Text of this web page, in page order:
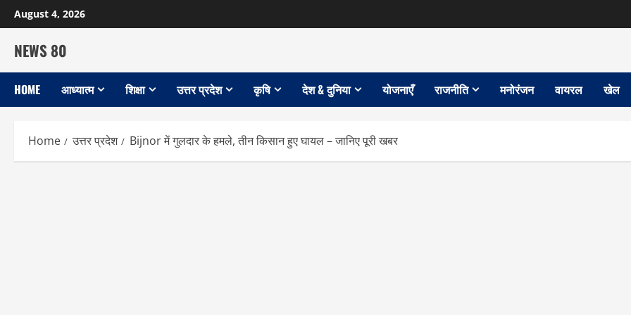
Skip
to
content
August 4, 2026
NEWS 80
HOME आध्यात्म शिक्षा उत्तर प्रदेश कृषि देश & दुनिया योजनाएँ राजनीति मनोरंजन वायरल खेल
Home उत्तर प्रदेश Bijnor में गुलदार के हमले, तीन किसान हुए घायल – जानिए पूरी खबर